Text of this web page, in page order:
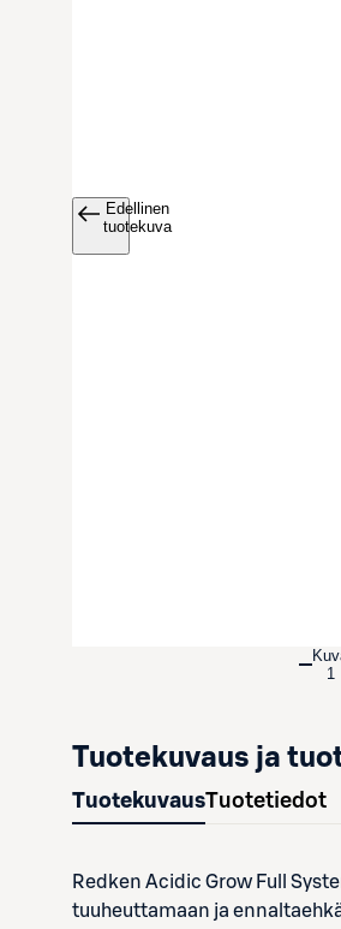
Edellinen
tuotekuva
1
Tuotekuvaus ja
TuotekuvausTuotetiedot
Redken Acidic Grow Full
tuuheuttamaan ja